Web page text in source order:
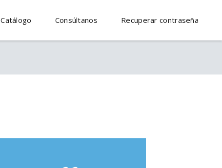
Catálogo Consúltanos Recuperar contraseña